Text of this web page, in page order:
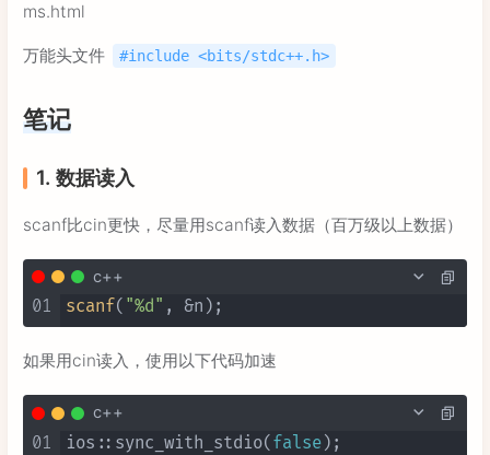
ms.html
万能头文件 #include <bits/stdc++.h>
笔记
1. 数据读入
scanf比cin更快，尽量用scanf读入数据（百万级以上数据）
c++
01 scanf( "%d"
如果用cin读入，使用以下代码加速
c++
01
ios::sync_with_stdio( false